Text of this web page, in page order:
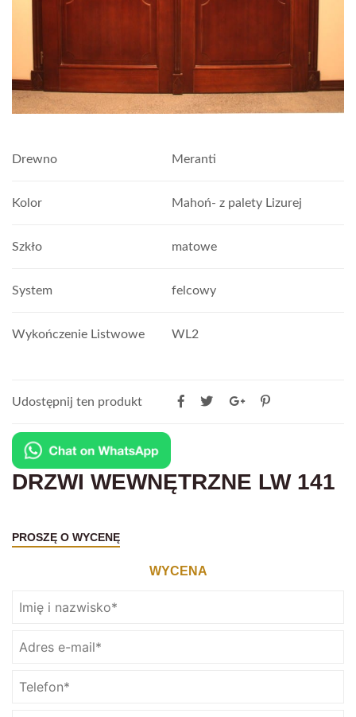
Drewno Meranti
Kolor Mahoń- z palety Lizurej
Szkło matowe
System felcowy
Wykończenie Listwowe WL2
Udostępnij ten produkt
DRZWI WEWNĘTRZNE LW 141
PROSZĘ O WYCENĘ
WYCENA